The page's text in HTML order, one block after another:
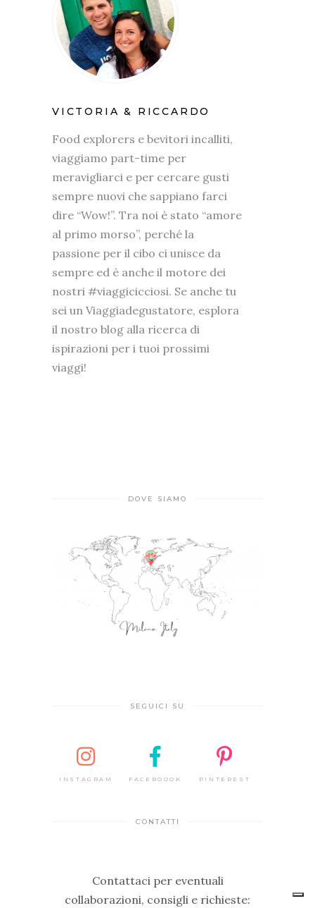
VICTORIA & RICCARDO
Food explorers e bevitori incalliti,
viaggiamo part-time per
meravigliarci e per cercare gusti
sempre nuovi che sappiano farci
dire “Wow!”. Tra noi è stato “amore
al primo morso”, perché la
passione per il cibo ci unisce da
sempre ed è anche il motore dei
nostri #viaggicicciosi. Se anche tu
sei un Viaggiadegustatore, esplora
il nostro blog alla ricerca di
ispirazioni per i tuoi prossimi
viaggi!
DOVE SIAMO
SEGUICI SU
INSTAGRAM FACEBOOOK PINTEREST
CONTATTI
Contattaci per eventuali
collaborazioni, consigli e richieste: